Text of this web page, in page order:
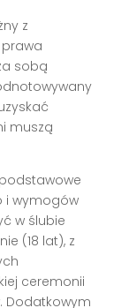
z
sobą
muszą
i wymogów
w ślubie
(18 lat), z
ceremonii
Dodatkowym